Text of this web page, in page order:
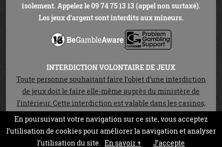
isolement. Appelez le 09 74 75 13 13 (appel non surtaxé).
Les jeux d'argent sont interdits aux mineurs.
INTERDICTION VOLONTAIRE DE JEUX
Toute personne souhaitant faire l’objet d’une interdiction
de jeux doit le faire elle-même auprès du ministère de
l’intérieur. Cette interdiction est valable dans les casinos,
les cercles de jeux et sur les sites de jeux en ligne autorisés
en vertu de la loi n°2010-476 du 12 mai 2010. Elle est
prononcée pour une durée de trois ans non réductible.
En poursuivant votre navigation sur ce site, vous acceptez
l’utilisation de cookies pour améliorer la navigation et analyser
l’utilisation du site. En savoir + J’accepte